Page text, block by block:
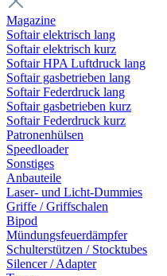
Magazine
Softair elektrisch lang
Softair elektrisch kurz
Softair HPA Luftdruck lang
Softair gasbetrieben lang
Softair Federdruck lang
Softair gasbetrieben kurz
Softair Federdruck kurz
Patronenhülsen
Speedloader
Sonstiges
Anbauteile
Laser- und Licht-Dummies
Griffe / Griffschalen
Bipod
Mündungsfeuerdämpfer
Schulterstützen / Stocktubes
Silencer / Adapter